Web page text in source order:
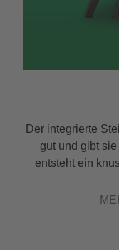
Der integrierte
gut und gibt
entsteht ein